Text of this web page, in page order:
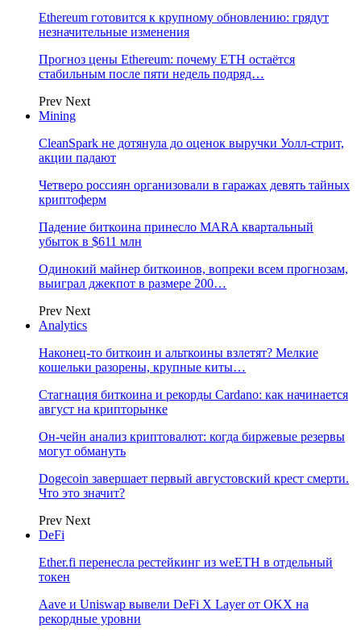
Ethereum готовится к крупному обновлению: грядут
незначительные изменения
Прогноз цены Ethereum: почему ETH остаётся
стабильным после пяти недель подряд…
Prev Next
Mining
CleanSpark не дотянула до оценок выручки Уолл-стрит,
акции падают
Четверо россиян организовали в гаражах девять тайных
криптоферм
Падение биткоина принесло MARA квартальный
убыток в $611 млн
Одинокий майнер биткоинов, вопреки всем прогнозам,
выиграл джекпот в размере 200…
Prev Next
Analytics
Наконец-то биткоин и альткоины взлетят? Мелкие
кошельки разорены, крупные киты…
Стагнация биткоина и рекорды Cardano: как начинается
август на крипторынке
Он-чейн анализ криптовалют: когда биржевые резервы
могут обмануть
Dogecoin завершает первый августовский крест смерти.
Что это значит?
Prev Next
DeFi
Ether.fi перенесла рестейкинг из weETH в отдельный
токен
Aave и Uniswap вывели DeFi X Layer от OKX на
рекордные уровни